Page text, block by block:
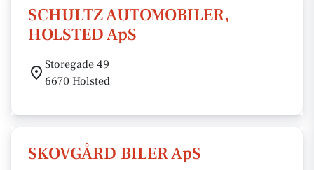
SCHULTZ AUTOMOBILER,
HOLSTED ApS
Storegade 49
6670 Holsted
SKOVGÅRD BILER ApS